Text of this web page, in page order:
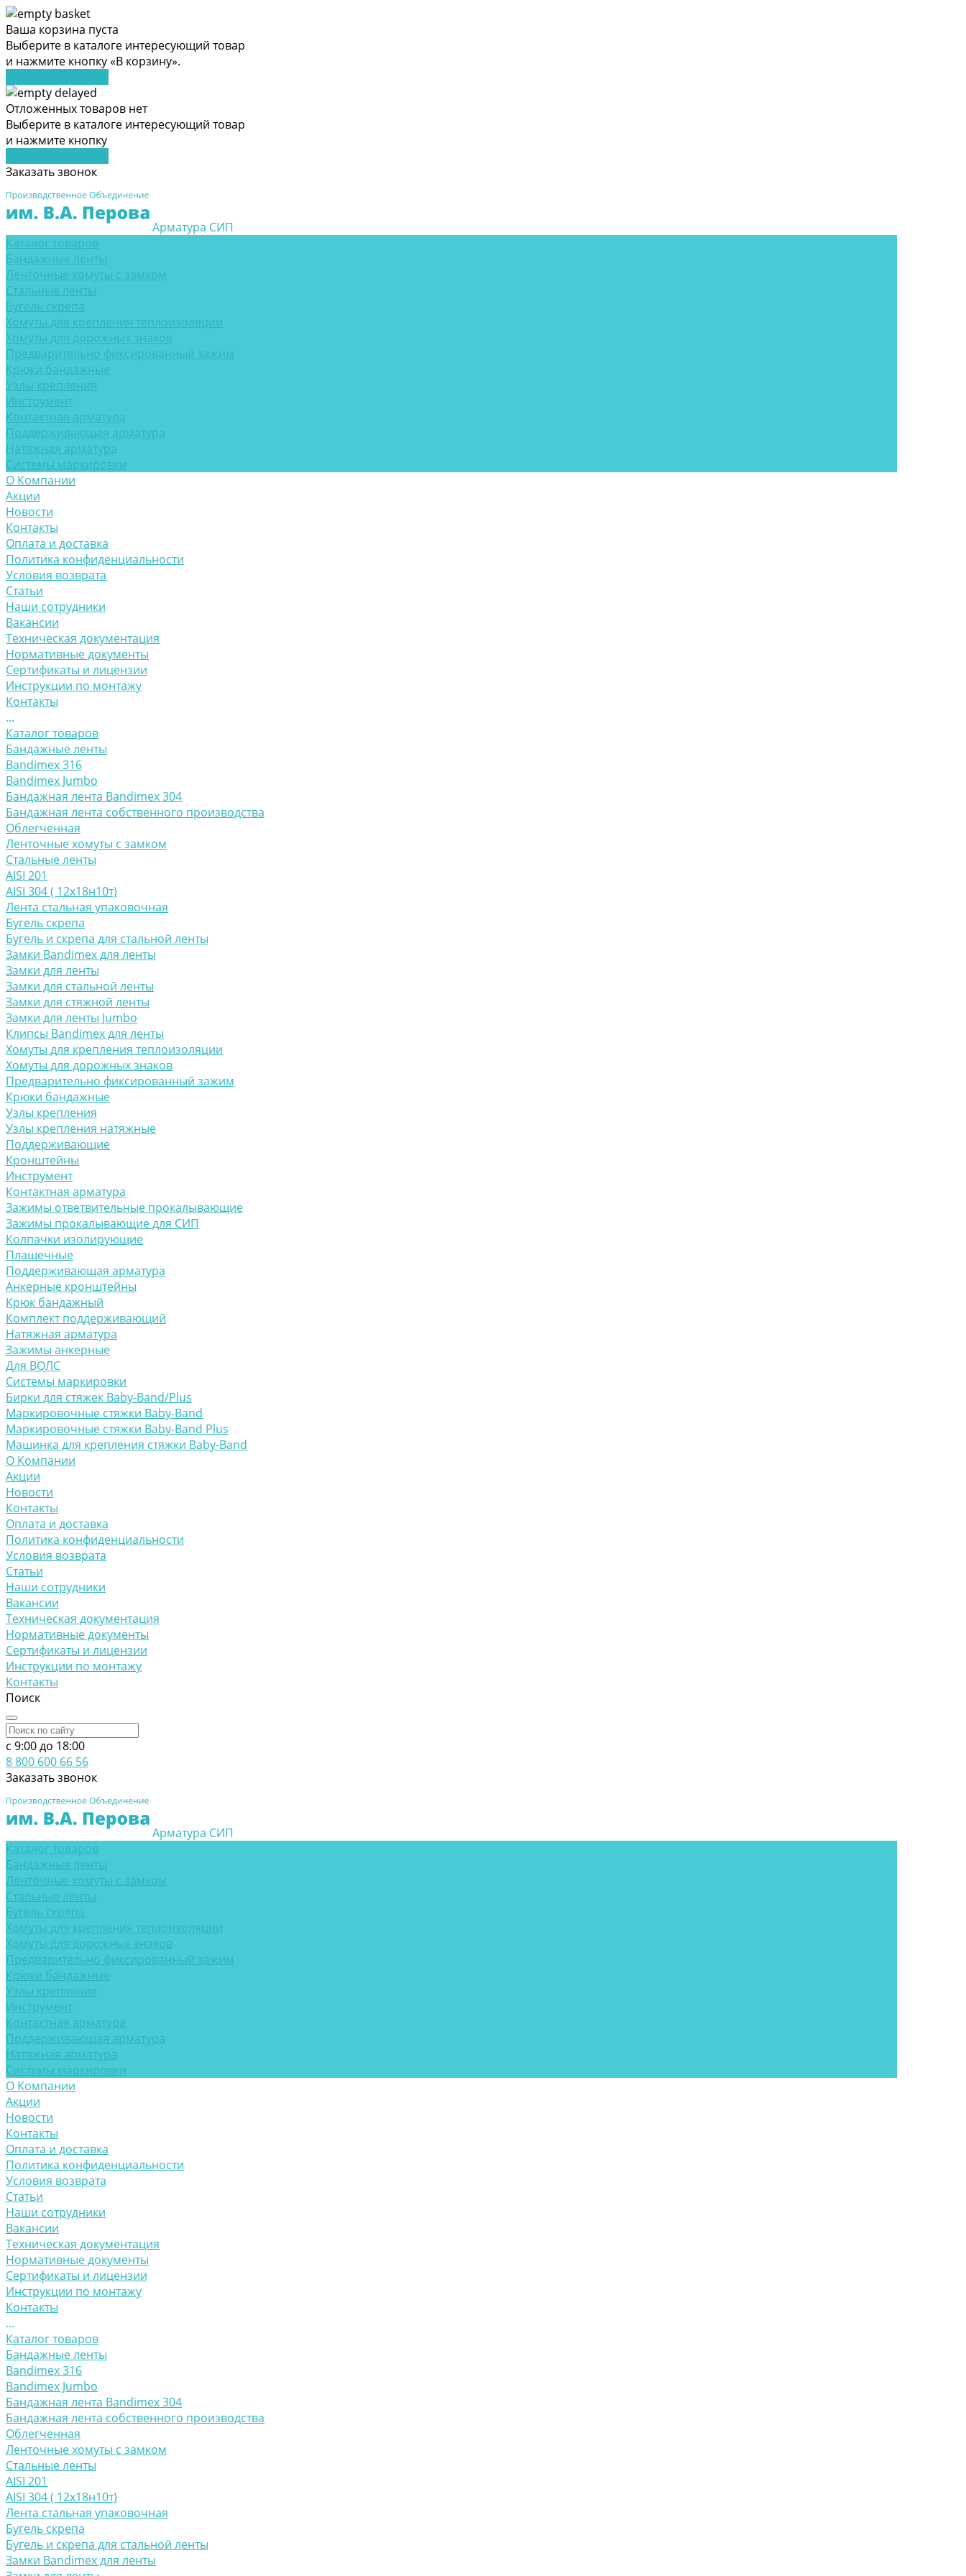
Ваша корзина пуста
Выберите в каталоге интересующий товар
и нажмите кнопку «В корзину».
Отложенных товаров нет
Выберите в каталоге интересующий товар
и нажмите кнопку
Заказать звонок
Арматура СИП
Каталог товаров
Бандажные ленты
Ленточные хомуты с замком
Стальные ленты
Бугель скрепа
Хомуты для крепления теплоизоляции
Хомуты для дорожных знаков
Предварительно фиксированный зажим
Крюки бандажные
Узлы крепления
Инструмент
Контактная арматура
Поддерживающая арматура
Натяжная арматура
Системы маркировки
О Компании
Акции
Новости
Контакты
Оплата и доставка
Политика конфиденциальности
Условия возврата
Статьи
Наши сотрудники
Вакансии
Техническая документация
Нормативные документы
Сертификаты и лицензии
Инструкции по монтажу
Контакты
...
Каталог товаров
Бандажные ленты
Bandimex 316
Bandimex Jumbo
Бандажная лента Bandimex 304
Бандажная лента собственного производства
Облегченная
Ленточные хомуты с замком
Стальные ленты
AISI 201
AISI 304 ( 12х18н10т)
Лента стальная упаковочная
Бугель скрепа
Бугель и скрепа для стальной ленты
Замки Bandimex для ленты
Замки для ленты
Замки для стальной ленты
Замки для стяжной ленты
Замки для ленты Jumbo
Клипсы Bandimex для ленты
Хомуты для крепления теплоизоляции
Хомуты для дорожных знаков
Предварительно фиксированный зажим
Крюки бандажные
Узлы крепления
Узлы крепления натяжные
Поддерживающие
Кронштейны
Инструмент
Контактная арматура
Зажимы ответвительные прокалывающие
Зажимы прокалывающие для СИП
Колпачки изолирующие
Плашечные
Поддерживающая арматура
Анкерные кронштейны
Крюк бандажный
Комплект поддерживающий
Натяжная арматура
Зажимы анкерные
Для ВОЛС
Системы маркировки
Бирки для стяжек Baby-Band/Plus
Маркировочные стяжки Baby-Band
Маркировочные стяжки Baby-Band Plus
Машинка для крепления стяжки Baby-Band
О Компании
Акции
Новости
Контакты
Оплата и доставка
Политика конфиденциальности
Условия возврата
Статьи
Наши сотрудники
Вакансии
Техническая документация
Нормативные документы
Сертификаты и лицензии
Инструкции по монтажу
Контакты
Поиск
c 9:00 до 18:00
8 800 600 66 56
Заказать звонок
Арматура СИП
Каталог товаров
Бандажные ленты
Ленточные хомуты с замком
Стальные ленты
Бугель скрепа
Хомуты для крепления теплоизоляции
Хомуты для дорожных знаков
Предварительно фиксированный зажим
Крюки бандажные
Узлы крепления
Инструмент
Контактная арматура
Поддерживающая арматура
Натяжная арматура
Системы маркировки
О Компании
Акции
Новости
Контакты
Оплата и доставка
Политика конфиденциальности
Условия возврата
Статьи
Наши сотрудники
Вакансии
Техническая документация
Нормативные документы
Сертификаты и лицензии
Инструкции по монтажу
Контакты
...
Каталог товаров
Бандажные ленты
Bandimex 316
Bandimex Jumbo
Бандажная лента Bandimex 304
Бандажная лента собственного производства
Облегченная
Ленточные хомуты с замком
Стальные ленты
AISI 201
AISI 304 ( 12х18н10т)
Лента стальная упаковочная
Бугель скрепа
Бугель и скрепа для стальной ленты
Замки Bandimex для ленты